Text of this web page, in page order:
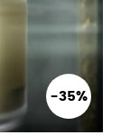
-35%